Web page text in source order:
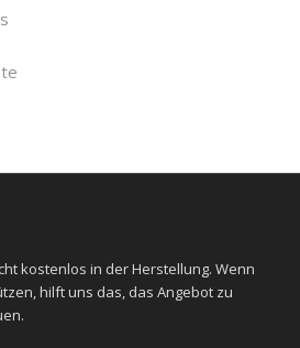
kostenlos in der Herstellung. Wenn
hilft uns das, das Angebot zu